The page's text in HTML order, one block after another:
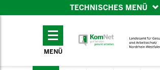
TECHNISCHES MENÜ
TECHNISCHES
MENÜ